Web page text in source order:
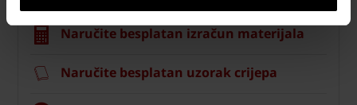
Naručite besplatan izračun materijala
Naručite besplatan uzorak crijepa